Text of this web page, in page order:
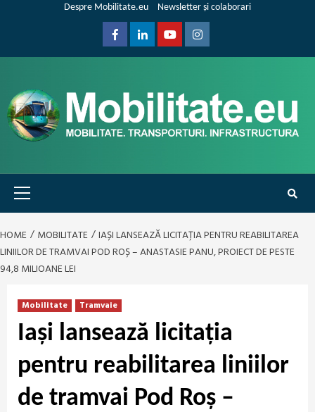
Despre Mobilitate.eu Newsletter și colaborari
FacebookLinkedinYoutubeInstagram
Primary
Menu
HOME MOBILITATE
IAȘI LANSEAZĂ LICITAȚIA PENTRU REABILITAREA
LINIILOR DE TRAMVAI POD ROȘ – ANASTASIE PANU, PROIECT DE PESTE
94,8 MILIOANE LEI
Mobilitate Tramvaie
Iași lansează licitația
pentru reabilitarea liniilor
de tramvai Pod Roș –